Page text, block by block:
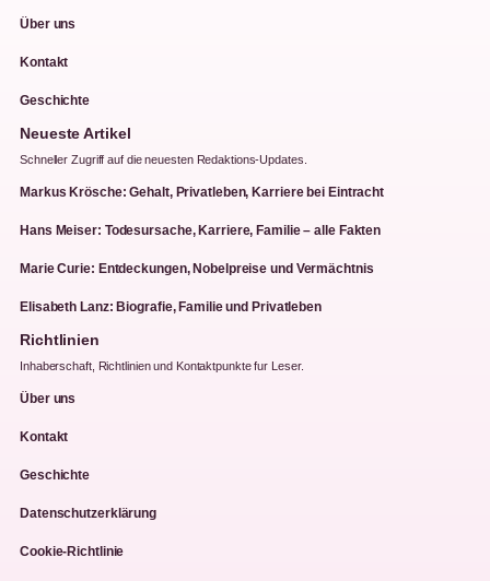
Über uns
Kontakt
Geschichte
Neueste Artikel
Schneller Zugriff auf die neuesten Redaktions-Updates.
Markus Krösche: Gehalt, Privatleben, Karriere bei Eintracht
Hans Meiser: Todesursache, Karriere, Familie – alle Fakten
Marie Curie: Entdeckungen, Nobelpreise und Vermächtnis
Elisabeth Lanz: Biografie, Familie und Privatleben
Richtlinien
Inhaberschaft, Richtlinien und Kontaktpunkte fur Leser.
Über uns
Kontakt
Geschichte
Datenschutzerklärung
Cookie-Richtlinie